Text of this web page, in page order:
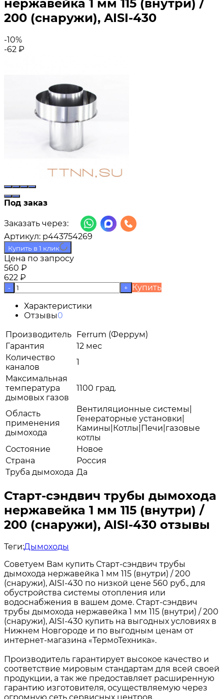
нержавейка 1 мм 115 (внутри) /
200 (снаружи), AISI-430
-10%
-62 ₽
Под заказ
Заказать через:
Артикул: p443754269
Купить в 1 клик
Цена по запросу
560 ₽
622 ₽
- +
Купить
Характеристики
Отзывы0
Производитель Ferrum (Феррум)
Гарантия
12 мес
Количество
каналов
1
Максимальная
температура
дымовых газов
1100 град.
Область
применения
дымохода
Вентиляционные системы|
Генераторные установки|
Камины|Котлы|Печи|газовые
котлы
Состояние
Новое
Страна
Россия
Труба дымохода Да
Старт-сэндвич трубы дымохода
нержавейка 1 мм 115 (внутри) /
200 (снаружи), AISI-430 отзывы
Теги:Дымоходы
Советуем Вам купить Старт-сэндвич трубы
дымохода нержавейка 1 мм 115 (внутри) / 200
(снаружи), AISI-430 по низкой цене 560 руб., для
обустройства системы отопления или
водоснабжения в вашем доме. Старт-сэндвич
трубы дымохода нержавейка 1 мм 115 (внутри) / 200
(снаружи), AISI-430 купить на выгодных условиях в
Нижнем Новгороде и по выгодным ценам от
интернет-магазина «ТермоТехника».
Производитель гарантирует высокое качество и
соответствие мировым стандартам для всей своей
продукции, а так же предоставляет расширенную
гарантию изготовителя, осуществляемую через
огромную сеть сервисных центров.